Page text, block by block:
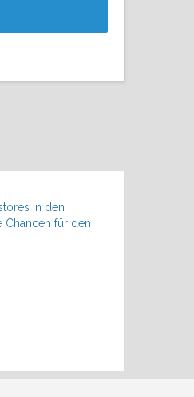
in den
Chancen für den